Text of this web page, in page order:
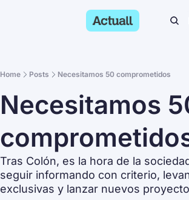
Home Posts Necesitamos 50 comprometidos
Necesitamos
Tras Colón, es la hora de la
seguir informando con criterio,
exclusivas y lanzar nuevos